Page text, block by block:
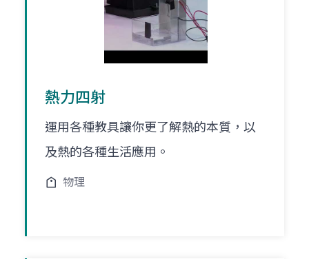
熱力四射
運用各種教具讓你更了解熱的本質，以
及熱的各種生活應用。
物理